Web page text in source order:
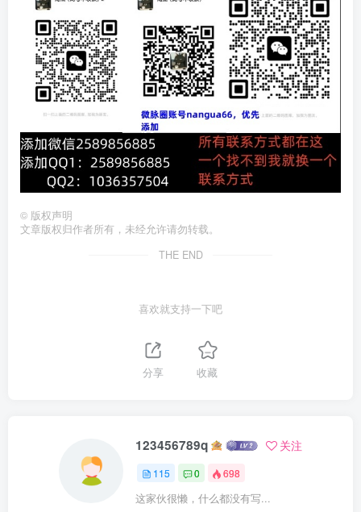
© 版权声明
文章版权归作者所有，未经允许请勿转载。
THE END
喜欢就支持一下吧
分享 收藏
123456789q 关注
115 0 698
这家伙很懒，什么都没有写...